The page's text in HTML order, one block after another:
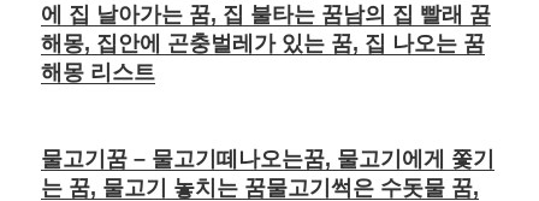
에 집 날아가는 꿈, 집 불타는 꿈남의 집 빨래 꿈
해몽, 집안에 곤충벌레가 있는 꿈, 집 나오는 꿈
해몽 리스트
물고기꿈 – 물고기떼나오는꿈, 물고기에게 쫓기
는 꿈, 물고기 놓치는 꿈물고기썩은 수돗물 꿈,